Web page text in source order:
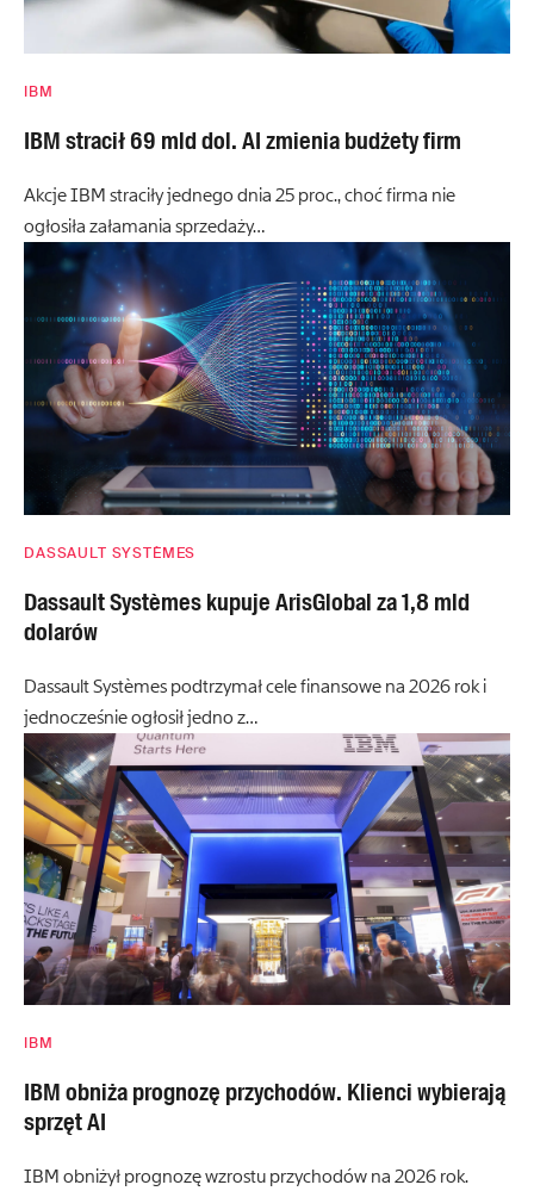
IBM
IBM stracił 69 mld dol. AI zmienia budżety firm
Akcje IBM straciły jednego dnia 25 proc., choć firma nie
ogłosiła załamania sprzedaży…
DASSAULT SYSTÈMES
Dassault Systèmes kupuje ArisGlobal za 1,8 mld
dolarów
Dassault Systèmes podtrzymał cele finansowe na 2026 rok i
jednocześnie ogłosił jedno z…
IBM
IBM obniża prognozę przychodów. Klienci wybierają
sprzęt AI
IBM obniżył prognozę wzrostu przychodów na 2026 rok.